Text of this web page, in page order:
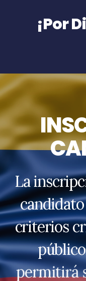
¡Por
INS
CA
Lainscripc
candidato
criterioscr
público
permitirá